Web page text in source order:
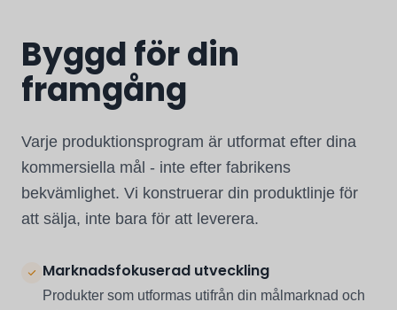
Byggd för din
framgång
Varje produktionsprogram är utformat efter dina
kommersiella mål - inte efter fabrikens
bekvämlighet. Vi konstruerar din produktlinje för
att sälja, inte bara för att leverera.
Marknadsfokuserad utveckling
Produkter som utformas utifrån din målmarknad och